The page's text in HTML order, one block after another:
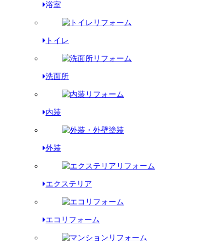
浴室
トイレ
洗面所
内装
外装
エクステリア
エコリフォーム